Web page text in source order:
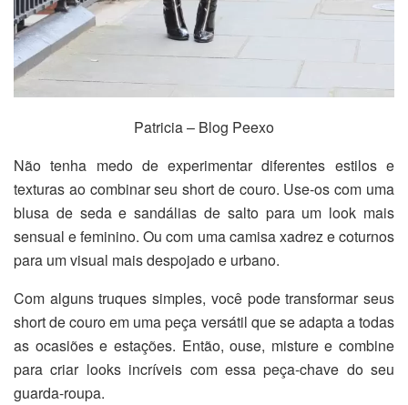
Patricia – Blog Peexo
Não tenha medo de experimentar diferentes estilos e
texturas ao combinar seu short de couro. Use-os com uma
blusa de seda e sandálias de salto para um look mais
sensual e feminino. Ou com uma camisa xadrez e coturnos
para um visual mais despojado e urbano.
Com alguns truques simples, você pode transformar seus
short de couro em uma peça versátil que se adapta a todas
as ocasiões e estações. Então, ouse, misture e combine
para criar looks incríveis com essa peça-chave do seu
guarda-roupa.